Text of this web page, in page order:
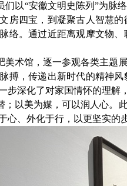
们以“安徽文明史陈列”为脉
房四宝，到凝聚古人智慧
络。通过近距离观摩文物
美术馆，逐一参观各类主题
搏，传递出新时代的精神
步深化了对家国情怀的理解
；以美为媒，可以润人心。
心、外化于行，以更坚实的